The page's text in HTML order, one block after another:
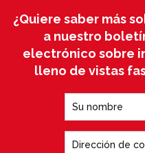
¿Quiere saber más
a nuestro
electrónico sobre
lleno de vistas